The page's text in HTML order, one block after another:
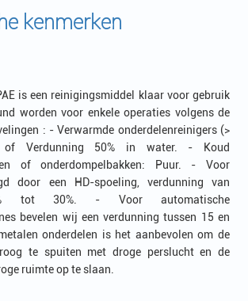
kenmerken
is een reinigingsmiddel klaar voor gebruik
worden voor enkele operaties volgens de
: - Verwarmde onderdelenreinigers (>
Verdunning 50% in water. - Koud
of onderdompelbakken: Puur. - Voor
door een HD-spoeling, verdunning van
tot 30%. - Voor automatische
bevelen wij een verdunning tussen 15 en
onderdelen is het aanbevolen om de
te spuiten met droge perslucht en de
ruimte op te slaan.